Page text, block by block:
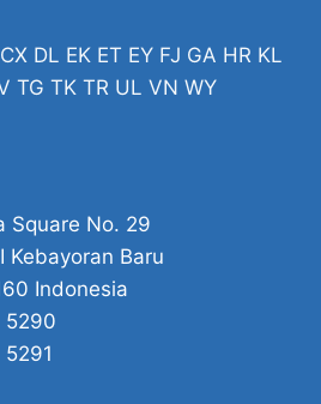
DL EK ET EY FJ GA HR KL
TG TK TR UL VN WY
Square No. 29
Kebayoran Baru
Indonesia
5290